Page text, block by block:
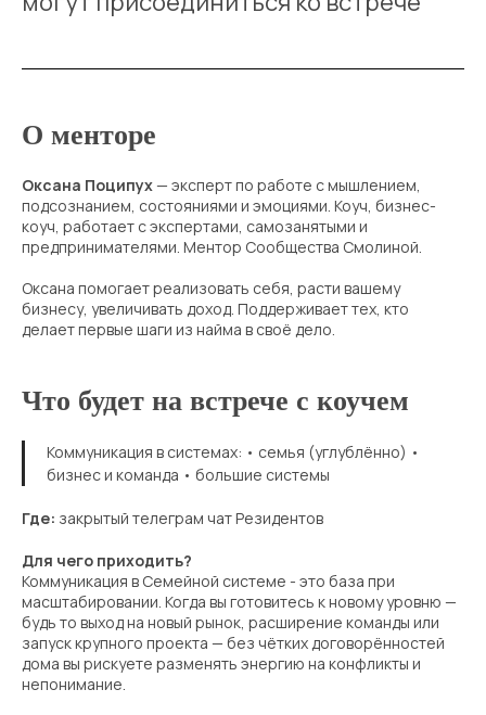
О менторе
Оксана Поципух— эксперт по работе с мышлением,
подсознанием, состояниями и эмоциями. Коуч, бизнес-
коуч, работает с экспертами, самозанятыми и
предпринимателями. Ментор Сообщества Смолиной.
Оксана помогает реализовать себя, расти вашему
бизнесу, увеличивать доход. Поддерживает тех, кто
делает первые шаги из найма в своё дело.
Что будет на встрече с коучем
Коммуникация в системах: • семья (углублённо) •
бизнес и команда • большие системы
Где: закрытый телеграм чат Резидентов
Для чего приходить?
Коммуникация в Семейной системе - это база при
масштабировании. Когда вы готовитесь к новому уровню —
будь то выход на новый рынок, расширение команды или
запуск крупного проекта — без чётких договорённостей
дома вы рискуете разменять энергию на конфликты и
непонимание.